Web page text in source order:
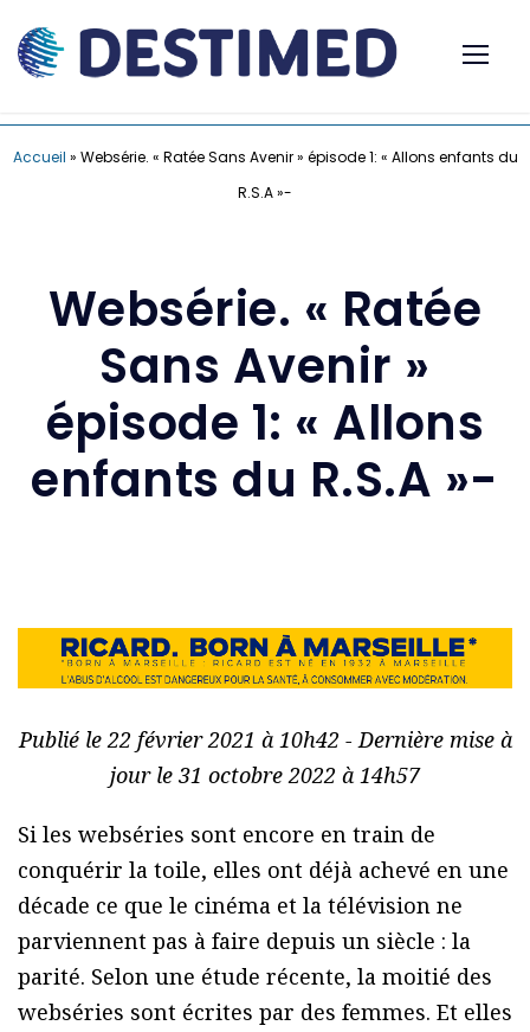
Accueil » Websérie. « Ratée Sans Avenir » épisode 1: « Allons enfants du
R.S.A »-
Websérie. « Ratée
Sans Avenir »
épisode 1: « Allons
enfants du R.S.A »-
Publié le 22 février 2021 à 10h42 - Dernière mise à
jour le 31 octobre 2022 à 14h57
Si les webséries sont encore en train de
conquérir la toile, elles ont déjà achevé en une
décade ce que le cinéma et la télévision ne
parviennent pas à faire depuis un siècle : la
parité. Selon une étude récente, la moitié des
webséries sont écrites par des femmes. Et elles